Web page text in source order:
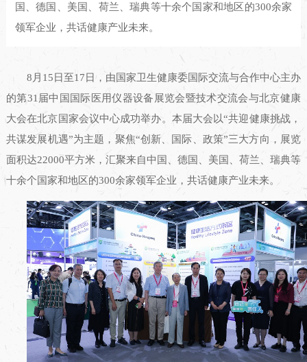
国、德国、美国、荷兰、瑞典等十余个国家和地区的300余家
领军企业，共话健康产业未来。
8月15日至17日，由国家卫生健康委国际交流与合作中心主办
的第31届中国国际医用仪器设备展览会暨技术交流会与北京健康
大会在北京国家会议中心成功举办。本届大会以“共迎健康挑战，
共谋发展机遇”为主题，聚焦“创新、国际、政策”三大方向，展览
面积达22000平方米，汇聚来自中国、德国、美国、荷兰、瑞典等
十余个国家和地区的300余家领军企业，共话健康产业未来。